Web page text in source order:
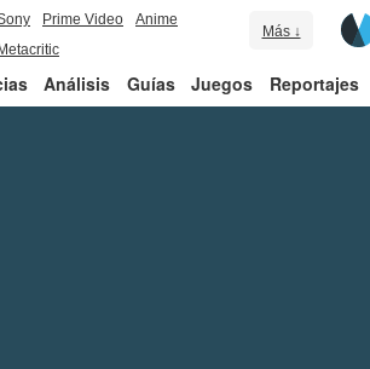
Prime Video
Anime
Metacritic
Más ↓
Análisis Guías Juegos Reportajes